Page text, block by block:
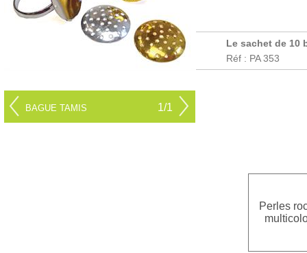
BAGUE TAMIS 1/1
Le sachet de 10
Réf : PA 353
Perles